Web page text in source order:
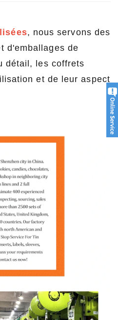
, nous servons des
d'emballages de
détail, les coffrets
et de leur aspect